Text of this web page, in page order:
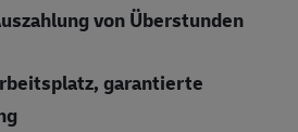
von Überstunden
garantierte